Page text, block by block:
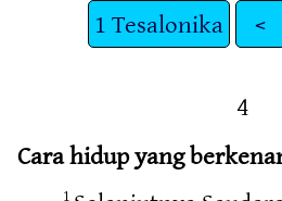
1 Tesalonika <
4
Cara hidup yang
1